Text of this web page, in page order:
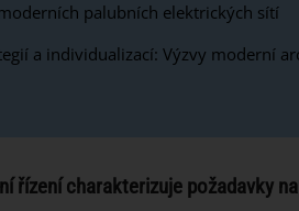
palubních elektrických sítí
a individualizací: Výzvy moderní
řízení charakterizuje požadavky